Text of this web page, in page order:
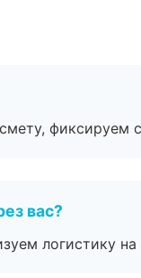
фиксируем
вас?
логистику на